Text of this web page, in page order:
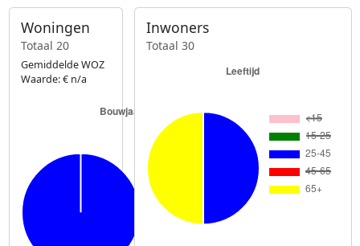
Woningen
Totaal 20
Gemiddelde WOZ
Waarde: € n/a
Inwoners
Totaal 30